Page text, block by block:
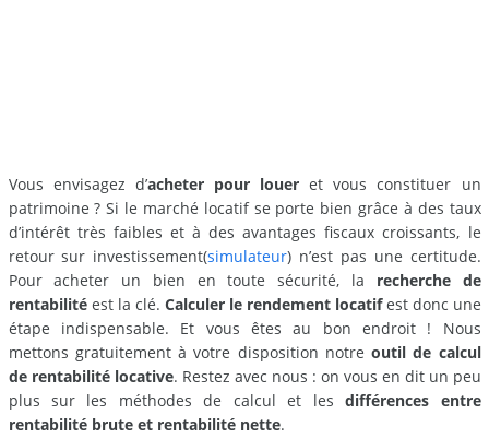
Vous envisagez d’acheter pour louer et vous constituer un
patrimoine ? Si le marché locatif se porte bien grâce à des taux
d’intérêt très faibles et à des avantages fiscaux croissants, le
retour sur investissement(simulateur) n’est pas une certitude.
Pour acheter un bien en toute sécurité, la recherche de
rentabilitéest la clé. Calculer le rendement locatifest donc une
étape indispensable. Et vous êtes au bon endroit ! Nous
mettons gratuitement à votre disposition notre outil de calcul
de rentabilité locative. Restez avec nous : on vous en dit un peu
plus sur les méthodes de calcul et lesdifférences entre
rentabilité brute et rentabilité nette.